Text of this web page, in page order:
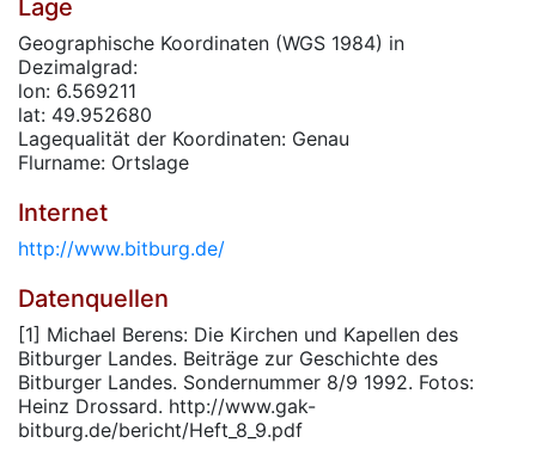
Lage
Geographische Koordinaten (WGS 1984) in
Dezimalgrad:
lon: 6.569211
lat: 49.952680
Lagequalität der Koordinaten: Genau
Flurname: Ortslage
Internet
http://www.bitburg.de/
Datenquellen
[1] Michael Berens: Die Kirchen und Kapellen des
Bitburger Landes. Beiträge zur Geschichte des
Bitburger Landes. Sondernummer 8/9 1992. Fotos:
Heinz Drossard. http://www.gak-
bitburg.de/bericht/Heft_8_9.pdf